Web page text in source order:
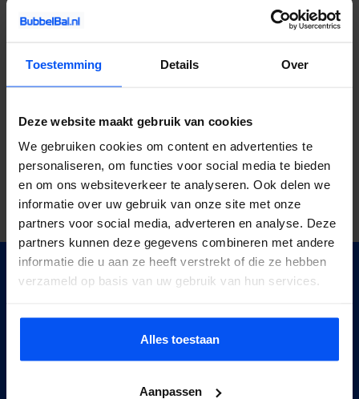
Toestemming Details Over
Deze website maakt gebruik van cookies
We gebruiken cookies om content en advertenties te
personaliseren, om functies voor social media te bieden
en om ons websiteverkeer te analyseren. Ook delen we
informatie over uw gebruik van onze site met onze
partners voor social media, adverteren en analyse. Deze
partners kunnen deze gegevens combineren met andere
informatie die u aan ze heeft verstrekt of die ze hebben
verzameld op basis van uw gebruik van hun services.
Alles toestaan
Aanpassen
Veendam
Eigen locatie –
Interesse? Vraagdirecteen offerte